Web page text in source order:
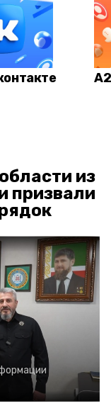
из
призвали